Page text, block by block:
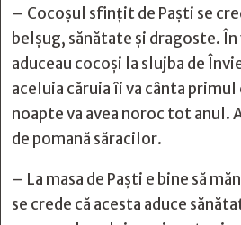
– Cocoşul sfinţit de Paşti se
belşug, sănătate şi dragoste.
aduceau cocoşi la slujba de
aceluia căruia îi va cânta primul
noapte va avea noroc tot anul.
de pomană săracilor.
– La masa de Paşti e bine să
se crede că acesta aduce